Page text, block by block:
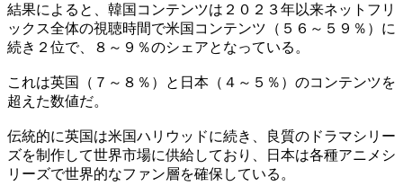
結果によると、韓国コンテンツは２０２３年以来ネットフリ
ックス全体の視聴時間で米国コンテンツ（５６～５９％）に
続き２位で、８～９％のシェアとなっている。
これは英国（７～８％）と日本（４～５％）のコンテンツを
超えた数値だ。
伝統的に英国は米国ハリウッドに続き、良質のドラマシリー
ズを制作して世界市場に供給しており、日本は各種アニメシ
リーズで世界的なファン層を確保している。